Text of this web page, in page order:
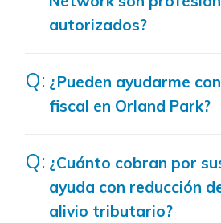
autorizados?
¿Pueden ayudarme
fiscal en Orland Park?
¿Cuánto cobran por
ayuda con reducción
alivio tributario?